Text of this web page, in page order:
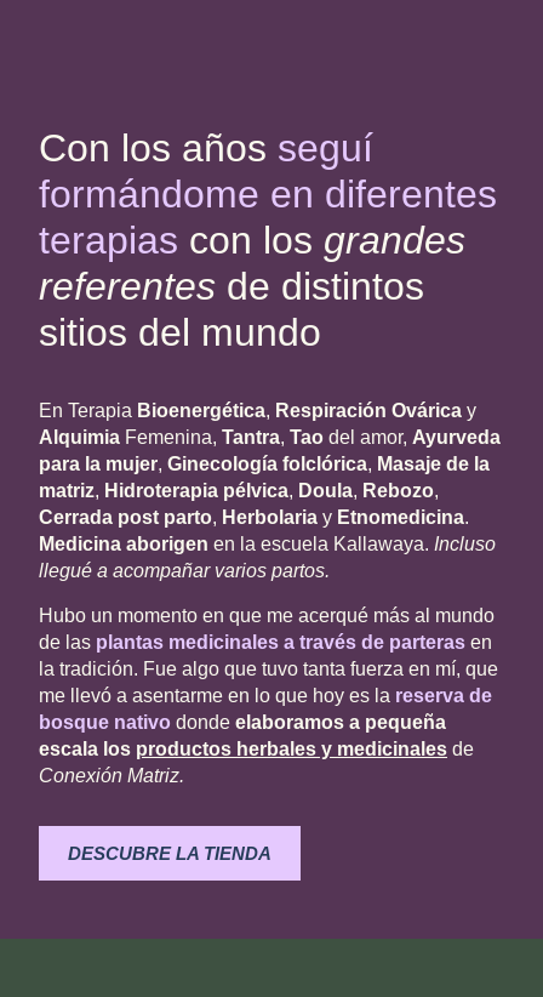
Con los años seguí
formándome en diferentes
terapias con los grandes
referentes de distintos
sitios del mundo
En Terapia Bioenergética, Respiración Ovárica y
Alquimia Femenina, Tantra, Tao del amor, Ayurveda
para la mujer, Ginecología folclórica, Masaje de la
matriz, Hidroterapia pélvica, Doula, Rebozo,
Cerrada post parto, Herbolaria y Etnomedicina.
Medicina aborigen en la escuela Kallawaya. Incluso
llegué a acompañar varios partos.
Hubo un momento en que me acerqué más al mundo
de las plantas medicinales a través de parteras en
la tradición. Fue algo que tuvo tanta fuerza en mí, que
me llevó a asentarme en lo que hoy es la reserva de
bosque nativo donde elaboramos a pequeña
escala los productos herbales y medicinales de
Conexión Matriz.
DESCUBRE LA TIENDA